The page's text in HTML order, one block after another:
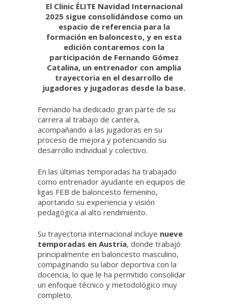
El Clinic ÉLITE Navidad Internacional
2025 sigue consolidándose como un
espacio de referencia para la
formación en baloncesto, y en esta
edición contaremos con la
participación de Fernando Gómez
Catalina, un entrenador con amplia
trayectoria en el desarrollo de
jugadores y jugadoras desde la base.
Fernando ha dedicado gran parte de su
carrera al trabajo de cantera,
acompañando a las jugadoras en su
proceso de mejora y potenciando su
desarrollo individual y colectivo.
En las últimas temporadas ha trabajado
como entrenador ayudante en equipos de
ligas FEB de baloncesto femenino,
aportando su experiencia y visión
pedagógica al alto rendimiento.
Su trayectoria internacional incluye nueve
temporadas en Austria, donde trabajó
principalmente en baloncesto masculino,
compaginando su labor deportiva con la
docencia, lo que le ha permitido consolidar
un enfoque técnico y metodológico muy
completo.